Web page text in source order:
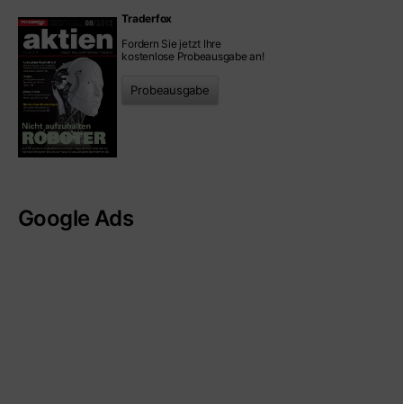
Traderfox
Fordern Sie jetzt Ihre
kostenlose Probeausgabe an!
Probeausgabe
Google Ads